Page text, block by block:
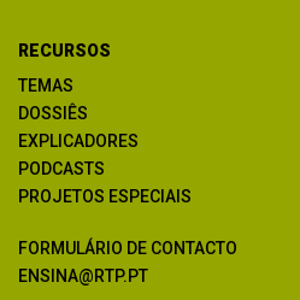
RECURSOS
TEMAS
DOSSIÊS
EXPLICADORES
PODCASTS
PROJETOS ESPECIAIS
FORMULÁRIO DE CONTACTO
ENSINA@RTP.PT